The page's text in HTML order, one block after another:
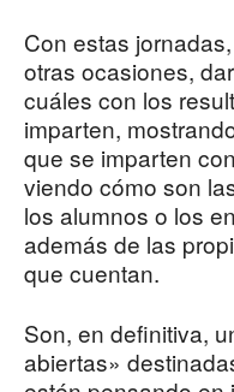
Con estas
otras ocasiones,
cuáles con los
imparten,
que se imparten
viendo cómo son
los alumnos o los
además de las
que cuentan.
Son, en definitiva,
abiertas»